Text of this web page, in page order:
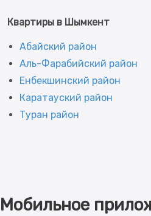
Квартиры в Шымкент
Абайский район
Аль-Фарабийский район
Енбекшинский район
Каратауский район
Туран район
Мобильное